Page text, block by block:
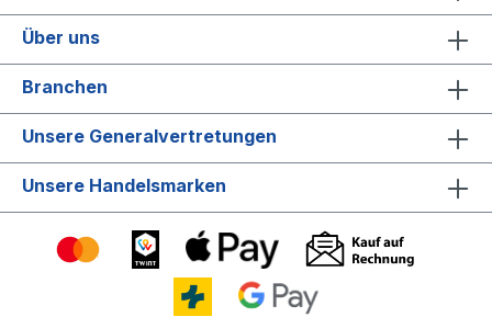
Über uns
Branchen
Unsere Generalvertretungen
Unsere Handelsmarken